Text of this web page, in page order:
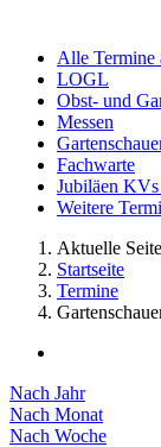
Alle Termine
LOGL
Obst- und
Messen
Fachwarte
Jubiläen
Weitere
Aktuelle
Startseite
Termine
Nach Jahr
Nach Monat
Nach Woche